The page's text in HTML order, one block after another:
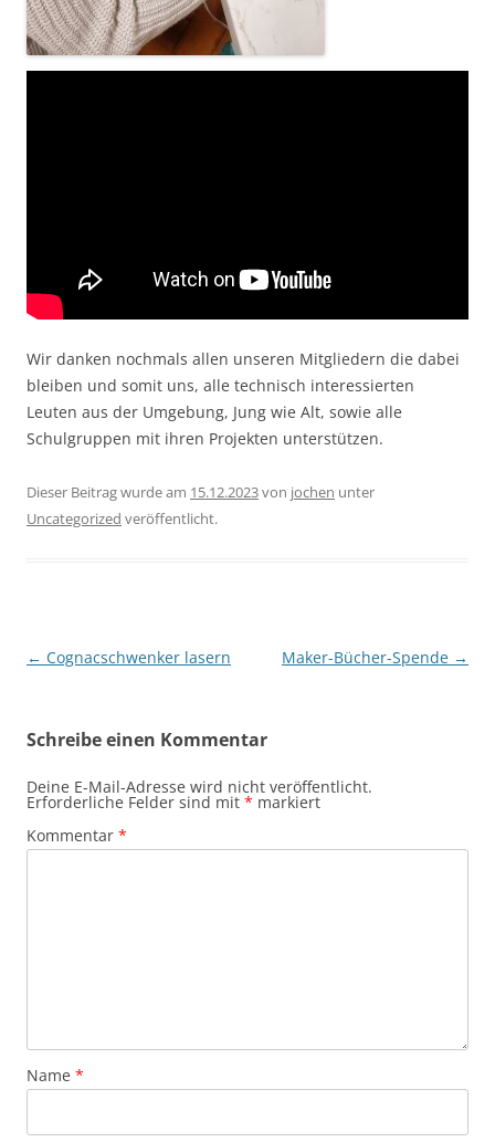
Wir danken nochmals allen unseren Mitgliedern die dabei
bleiben und somit uns, alle technisch interessierten
Leuten aus der Umgebung, Jung wie Alt, sowie alle
Schulgruppen mit ihren Projekten unterstützen.
Dieser Beitrag wurde am 15.12.2023von jochen unter
Uncategorized veröffentlicht.
Beitragsnavigation
← Cognacschwenker lasern Maker-Bücher-Spende →
Schreibe einen Kommentar
Deine E-Mail-Adresse wird nicht veröffentlicht.
Erforderliche Felder sind mit * markiert
Kommentar *
Name *